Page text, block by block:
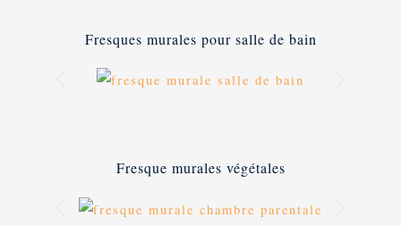
Fresques murales pour salle de bain
Fresque murales végétales